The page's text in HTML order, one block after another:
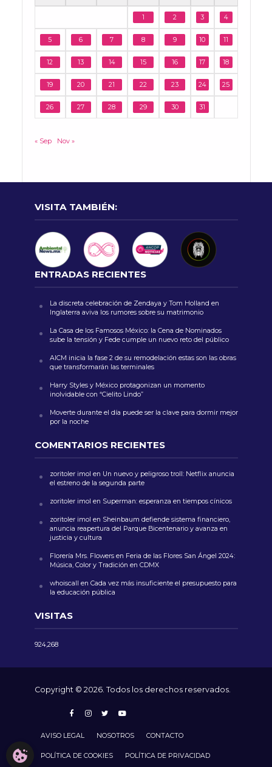
1 2 3 4
5 6 7 8 9 10 11
12 13 14 15 16 17 18
19 20 21 22 23 24 25
26 27 28 29 30 31
« Sep Nov »
VISITA TAMBIÉN:
ENTRADAS RECIENTES
La discreta celebración de Zendaya y Tom Holland en
Inglaterra aviva los rumores sobre su matrimonio
La Casa de los Famosos México: la Cena de Nominados
sube la tensión y Fede cumple un nuevo reto del público
AICM inicia la fase 2 de su remodelación estas son las obras
que transformarán las terminales
Harry Styles y México protagonizan un momento
inolvidable con “Cielito Lindo”
Moverte durante el día puede ser la clave para dormir mejor
por la noche
COMENTARIOS RECIENTES
zoritoler imol en Un nuevo y peligroso troll: Netflix anuncia
el estreno de la segunda parte
zoritoler imol en Superman: esperanza en tiempos cínicos
zoritoler imol en Sheinbaum defiende sistema financiero,
anuncia reapertura del Parque Bicentenario y avanza en
justicia y cultura
Florería Mrs. Flowersen Feria de las Flores San Ángel 2024:
Música, Color y Tradición en CDMX
whoiscall en Cada vez más insuficiente el presupuesto para
la educación pública
VISITAS
924,268
Copyright © 2026. Todos los derechos reservados.
AVISO LEGAL NOSOTROS CONTACTO
POLÍTICA DE COOKIES POLÍTICA DE PRIVACIDAD
CONFIGURACIÓN DE COOKIES